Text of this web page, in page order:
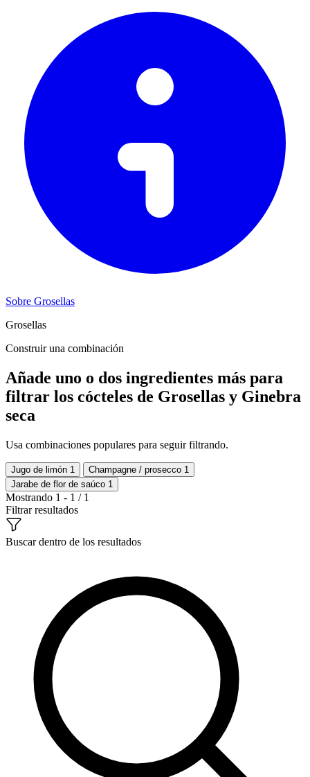
Sobre Grosellas
Grosellas
Construir una combinación
Añade uno o dos ingredientes más para
filtrar los cócteles de Grosellas y Ginebra
seca
Usa combinaciones populares para seguir filtrando.
Jugo de limón 1 Champagne / prosecco 1
Jarabe de flor de saúco 1
Mostrando 1 - 1 / 1
Filtrar resultados
Buscar dentro de los resultados